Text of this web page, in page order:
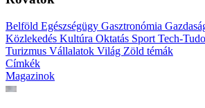
Belföld Egészségügy Gasztronómia
Közlekedés Kultúra Oktatás Sport Tech-
Turizmus Vállalatok Világ Zöld témák
Címkék
Magazinok